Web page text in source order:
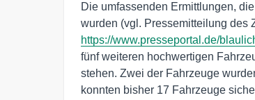
Die umfassenden Ermittlungen,
wurden (vgl. Pressemitteilung des
https://www.presseportal.de/
fünf weiteren hochwertigen
stehen. Zwei der Fahrzeuge
konnten bisher 17 Fahrzeuge